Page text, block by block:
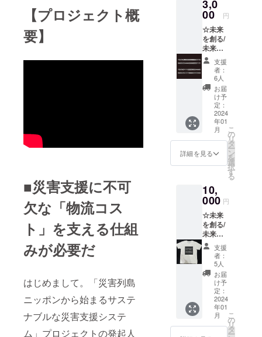
【プロジェクト概
要】
■災害支援に不可
欠な「物流コス
ト」を支える仕組
みが必要だ
はじめまして。「災害列島
ニッポンから始まるサステ
ナブルな災害支援システ
ム」プロジェクトの発起人
Earn
ゲー
ム」第
１号が
ゲーム
プラッ
ト
フォー
ムの
PlayMin
ingで実
証実験
期間中
での
ゲーム
内クレ
ジット
ページ
名前の
掲載と
なりま
す。実
証実験
終了後
は、実
証実験
参加者
のお名
前とと
もに
「災害
支援型
Play to
Earn
だきま
す。 備
考欄
に、
ホーム
ページ
に掲載
する ①
お名前
か企業
名 ②熱
い応援
メッ
セージ
（200W
を記入
くださ
載期間
は、
2024年
3月〜最
短でも
2025年
2月まで
は掲載
しま
す。で
きるだ
け長く
掲載し
たいの
で、半
永久的
な掲載
を「災
害列島
ニッポ
ンから
始まる
サステ
ナブル
な災害
支援シ
ステ
ム」プ
ロジェ
クトの
ホーム
載させ
ていた
考欄
に、 ①
ホーム
ページ
に掲載
する熱
い応援
メッ
セージ
（200W
以内）
②企業
名と御
連絡先
メール
よっこ
ちゃん
だと思
いま
す。ひ
よこか
らどん
な形へ
進化す
るのか
は自分
次第。
そんな
気持ち
で災害
いう課
題へと
いこう
という
気持ち
が込め
られた
“ぴよ
ちゃ
ん”シ
リー
ズ。
「渋谷
Web3大
学」ス
テッ
ンリ
ターン
ジナル
デザイ
ンで作
成して
お届け
しま
す。人
間、誰
しも新
しいも
のに挑
戦する
時はひ
よっこ
す。ひ
よこか
らどん
な形へ
進化す
るのか
は自分
次第。
そんな
気持ち
で災害
支援と
いう課
題へと
立ち向
ん”アキ
モトの
パンの
缶詰】
パンの
缶詰 (乳
酸菌入
り ※賞
味期限5
年) テイ
ストは
『オレ
ンジ
味、ブ
ルーベ
リー
味、ス
缶ず
つ 計6
化粧箱
入り。
※パンの
缶詰の
写真
は、オ
リジナ
ルラベ
ルデザ
イン前
の写真
です。
こちら
3,0
00 円
☆未来
を創る/
未来へ
突き進
む“バッ
ク&フォ
アキャ
スティ
ング”シ
リーズ
【お礼
メッ
セージ
＋未来
を創る/
む“バッ
ク&フォ
アキャ
スティ
ング”ス
テッ
カー】
サイ
ズ：
5cm ×
5cm 数
字のカ
ウント
ダウン
はバッ
クキャ
支援
者：
6人
お届
け予
定：
2024
年01
月
詳細を見る
こ
の
リ
タ
ー
ン
を
選
択
す
る
10,
000 円
☆未来
を創る/
未来へ
突き進
む“バッ
ク&フォ
アキャ
スティ
ング”シ
リーズ
【お礼
メッ
セージ
支援
者：
5人
お届
け予
定：
2024
年01
月
こ
の
リ
タ
ー